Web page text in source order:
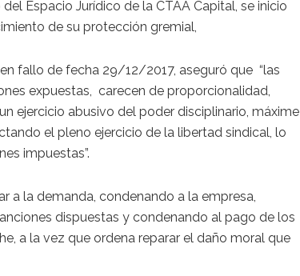
Espacio Jurídico de la CTAA Capital, se inicio
de su protección gremial,
fallo de fecha 29/12/2017, aseguró que “las
expuestas, carecen de proporcionalidad,
ejercicio abusivo del poder disciplinario, máxime
el pleno ejercicio de la libertad sindical, lo
impuestas”.
a la demanda, condenando a la empresa,
dispuestas y condenando al pago de los
a la vez que ordena reparar el daño moral que